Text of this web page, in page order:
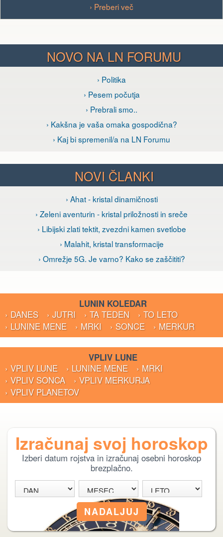
› Preberi več
NOVO NA LN FORUMU
› Politika
› Pesem počutja
› Prebrali smo..
› Kakšna je vaša omaka gospodična?
› Kaj bi spremenil/a na LN Forumu
NOVI ČLANKI
› Ahat - kristal dinamičnosti
› Zeleni aventurin - kristal priložnosti in sreče
› Libijski zlati tektit, zvezdni kamen svetlobe
› Malahit, kristal transformacije
› Omrežje 5G. Je varno? Kako se zaščititi?
LUNIN KOLEDAR
› DANES
› JUTRI › TA TEDEN
› TO LETO
› LUNINE MENE
› MRKI › SONCE › MERKUR
VPLIV LUNE
› VPLIV LUNE
› LUNINE MENE
› MRKI
› VPLIV SONCA
› VPLIV MERKURJA
› VPLIV PLANETOV
Izračunaj svoj horoskop
Izberi datum rojstva in izračunaj osebni horoskop
brezplačno.